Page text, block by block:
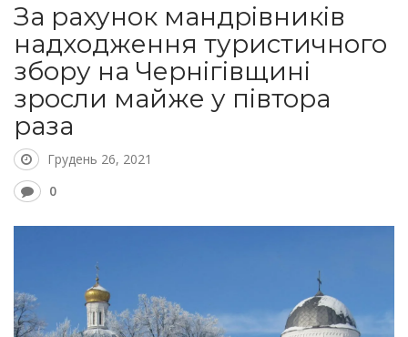
За рахунок мандрівників
надходження туристичного
збору на Чернігівщині
зросли майже у півтора
раза
Грудень 26, 2021
0